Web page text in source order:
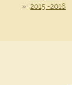
2015 -2016